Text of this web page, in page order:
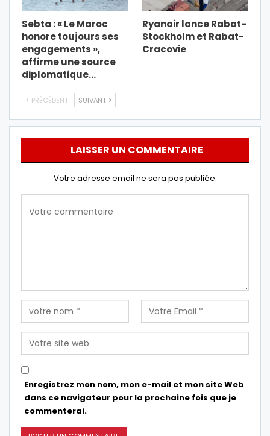
Sebta : « Le Maroc
honore toujours ses
engagements »,
affirme une source
diplomatique…
Ryanair lance Rabat-
Stockholm et Rabat-
Cracovie
PRÉCÉDENT SUIVANT
LAISSER UN COMMENTAIRE
Votre adresse email ne sera pas publiée.
Enregistrez mon nom, mon e-mail et mon site Web
dans ce navigateur pour la prochaine fois que je
commenterai.